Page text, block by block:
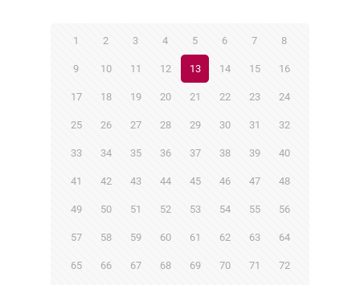
1 2 3 4 5 6 7 8
9 10 11 12 13 14 15 16
17 18 19 20 21 22 23 24
25 26 27 28 29 30 31 32
33 34 35 36 37 38 39 40
41 42 43 44 45 46 47 48
49 50 51 52 53 54 55 56
57 58 59 60 61 62 63 64
65 66 67 68 69 70 71 72